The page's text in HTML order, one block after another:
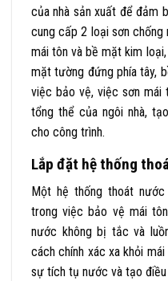
của nhà sản xuất để đảm
cung cấp 2 loại sơn
mái tôn và bề mặt kim
mặt tường đứng phía tây,
việc bảo vệ, việc sơn
tổng thể của ngôi nhà,
cho công trình.
Lắp đặt hệ thống
Một hệ thống thoát
trong việc bảo vệ mái
nước không bị tắc và
cách chính xác xa khỏi
sự tích tụ nước và tạo